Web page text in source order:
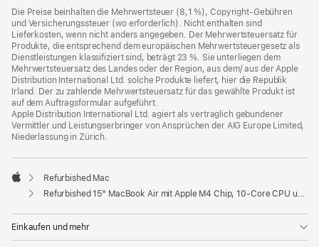
Die Preise beinhalten die Mehrwertsteuer (8,1 %), Copyright-Gebühren
und Versicherungssteuer (wo erforderlich). Nicht enthalten sind
Lieferkosten, wenn nicht anders angegeben. Der Mehrwertsteuersatz für
Produkte, die entsprechend dem europäischen Mehrwertsteuergesetz als
Dienstleistungen klassifiziert sind, beträgt 23 %. Sie unterliegen dem
Mehrwertsteuersatz des Landes oder der Region, aus dem/ aus der Apple
Distribution International Ltd. solche Produkte liefert, hier die Republik
Irland. Der zu zahlende Mehrwertsteuersatz für das gewählte Produkt ist
auf dem Auftragsformular aufgeführt.
Apple Distribution International Ltd. agiert als vertraglich gebundener
Vermittler und Leistungserbringer von Ansprüchen der AIG Europe Limited,
Niederlassung in Zürich.
Apple
Refurbished Mac
Refurbished 15" MacBook Air mit Apple M4 Chip, 10‑Core CPU und 10‑Core GPU - Himmelblau
Einkaufen und mehr